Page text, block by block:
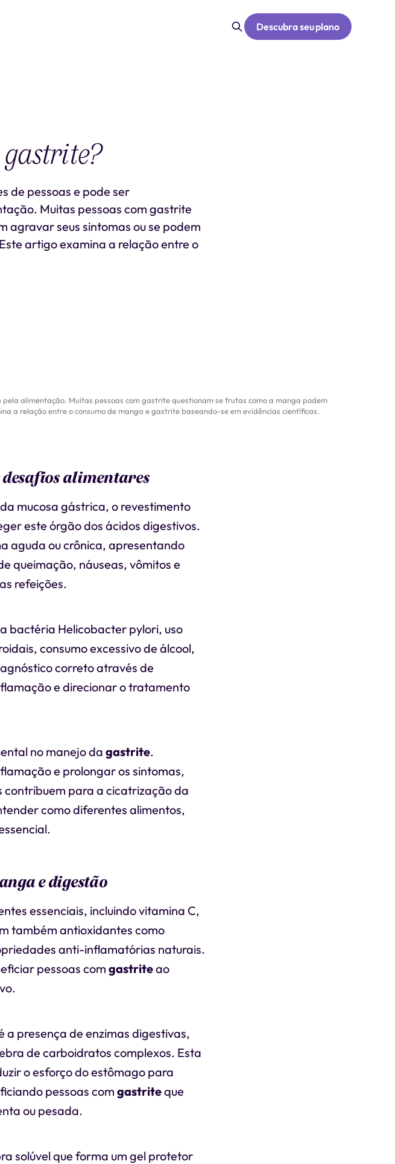
Descubra seu plano
de pessoas e pode ser
Muitas pessoas com gastrite
agravar seus sintomas ou se podem
artigo examina a relação entre o
alimentação. Muitas pessoas com gastrite questionam se frutas como a manga podem
a relação entre o consumo de manga e gastrite baseando-se em evidências científicas.
desafios alimentares
mucosa gástrica, o revestimento
este órgão dos ácidos digestivos.
aguda ou crônica, apresentando
queimação, náuseas, vômitos e
refeições.
bactéria Helicobacter pylori, uso
consumo excessivo de álcool,
correto através de
e direcionar o tratamento
no manejo da gastrite.
e prolongar os sintomas,
para a cicatrização da
como diferentes alimentos,
e digestão
essenciais, incluindo vitamina C,
também antioxidantes como
anti-inflamatórias naturais.
pessoas com gastriteao
a presença de enzimas digestivas,
de carboidratos complexos. Esta
o esforço do estômago para
pessoas comgastriteque
ou pesada.
solúvel que forma um gel protetor